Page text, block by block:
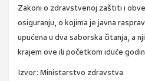
Zakoni o zdravstvenoj zaštiti i
osiguranju, o kojima je javna
upućena u dva saborska čitanja, a
krajem ove ili početkom iduće
Izvor: Ministarstvo zdravstva